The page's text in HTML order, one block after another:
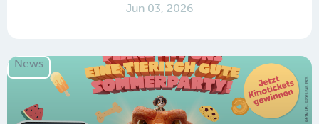
Jun 03, 2026
News